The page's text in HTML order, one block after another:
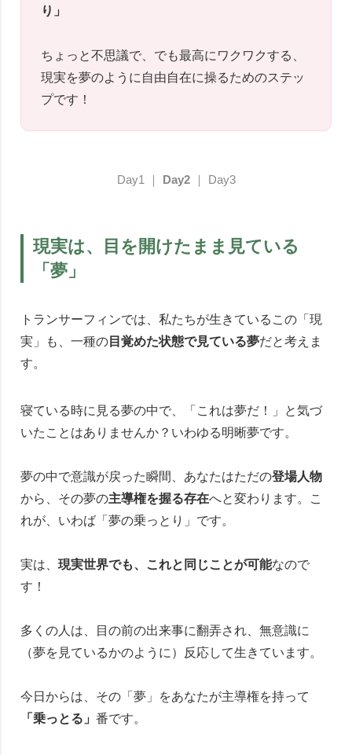
り」
ちょっと不思議で、でも最高にワクワクする、
現実を夢のように自由自在に操るためのステッ
プです！
Day1 ｜ Day2｜ Day3
現実は、目を開けたまま見ている
「夢」
トランサーフィンでは、私たちが生きているこの「現
実」も、一種の 目覚めた状態で見ている夢だと考えま
す。
寝ている時に見る夢の中で、「これは夢だ！」と気づ
いたことはありませんか？いわゆる明晰夢です。
夢の中で意識が戻った瞬間、あなたはただの登場人物
から、その夢の主導権を握る存在へと変わります。こ
れが、いわば「夢の乗っとり」です。
実は、 現実世界でも、これと同じことが可能なので
す！
多くの人は、目の前の出来事に翻弄され、無意識に
（夢を見ているかのように）反応して生きています。
今日からは、その「夢」をあなたが主導権を持って
「乗っとる」 番です。